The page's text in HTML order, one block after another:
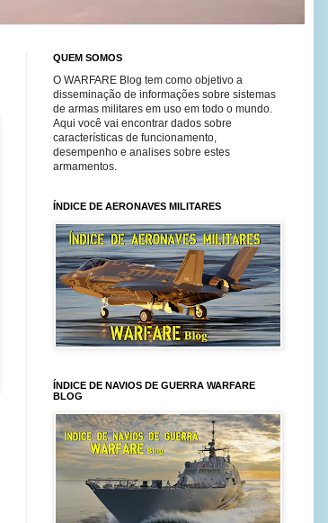
QUEM SOMOS
O WARFARE Blog tem como objetivo a
disseminação de informações sobre sistemas
de armas militares em uso em todo o mundo.
Aqui você vai encontrar dados sobre
características de funcionamento,
desempenho e analises sobre estes
armamentos.
ÍNDICE DE AERONAVES MILITARES
ÍNDICE DE NAVIOS DE GUERRA WARFARE
BLOG